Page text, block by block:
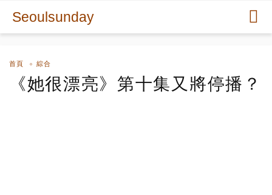
Seoulsunday
首頁 綜合
《她很漂亮》第十集又將停播？